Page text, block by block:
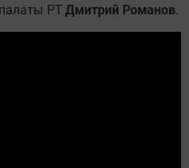
РТДмитрий Романов.